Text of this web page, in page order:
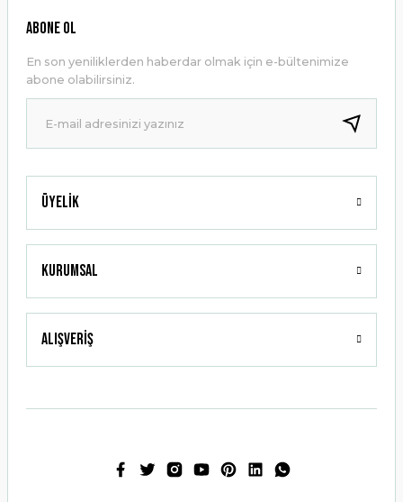
Ürün resmi kalitesiz, bozuk veya görüntülenemiyor.
Ürün bilgilerinde hatalar bulunuyor.
Ürün fiyatı diğer sitelerden daha pahalı.
Bu ürüne benzer farklı alternatifler olmalı.
Gönder
Üyelik
Kurumsal
Alışveriş
ABONE OL
En son yeniliklerden haberdar olmak için e-bültenimize
abone olabilirsiniz.